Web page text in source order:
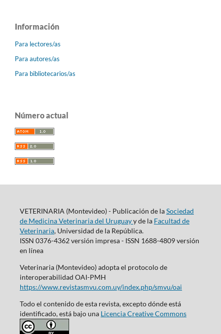
Información
Para lectores/as
Para autores/as
Para bibliotecarios/as
Número actual
VETERINARIA (Montevideo) - Publicación de laSociedad
de Medicina Veterinaria del Uruguayy de la Facultad de
Veterinaria, Universidad de la República.
ISSN 0376-4362 versión impresa - ISSN 1688-4809 versión
en línea
Veterinaria (Montevideo) adopta el protocolo de
interoperabilidad OAI-PMH
https://www.revistasmvu.com.uy/index.php/smvu/oai
Todo el contenido de esta revista, excepto dónde está
identificado, está bajo una Licencia Creative Commons